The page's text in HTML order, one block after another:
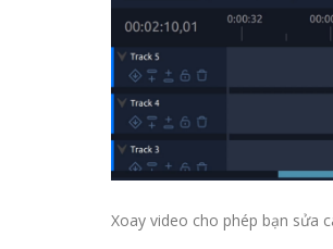
Xoay video cho phép bạn sửa